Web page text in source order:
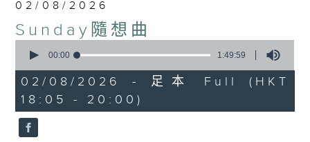
02/08/2026
Sunday隨想曲
seconds
1
hour,
49
minutes,
59
seconds
00:00 1:49:59
02/08/2026 - 足本 Full (HKT
18:05 - 20:00)